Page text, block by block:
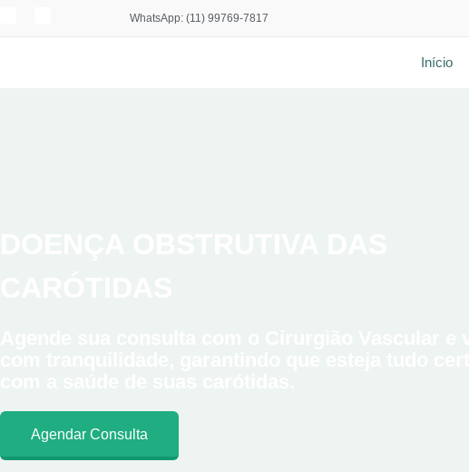
WhatsApp: (11) 99769-7817
Início
Agendar Consulta